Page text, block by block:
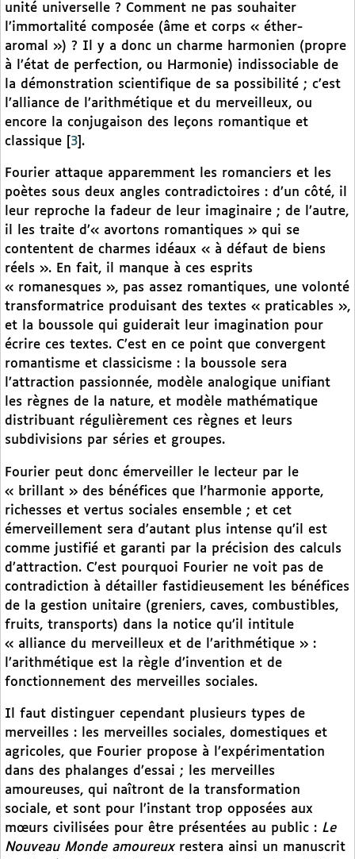
unité universelle ? Comment ne pas souhaiter
l’immortalité composée (âme et corps « éther-
aromal ») ? Il y a donc un charme harmonien (propre
à l’état de perfection, ou Harmonie) indissociable de
la démonstration scientifique de sa possibilité ; c’est
l’alliance de l’arithmétique et du merveilleux, ou
encore la conjugaison des leçons romantique et
classique
3 .
Fourier attaque apparemment les romanciers et les
poètes sous deux angles contradictoires : d’un côté, il
leur reproche la fadeur de leur imaginaire ; de l’autre,
il les traite d’« avortons romantiques » qui se
contentent de charmes idéaux « à défaut de biens
réels ». En fait, il manque à ces esprits
« romanesques », pas assez romantiques, une volonté
transformatrice produisant des textes « praticables »,
et la boussole qui guiderait leur imagination pour
écrire ces textes. C’est en ce point que convergent
romantisme et classicisme : la boussole sera
l’attraction passionnée, modèle analogique unifiant
les règnes de la nature, et modèle mathématique
distribuant régulièrement ces règnes et leurs
subdivisions par séries et groupes.
Fourier peut donc émerveiller le lecteur par le
« brillant » des bénéfices que l’harmonie apporte,
richesses et vertus sociales ensemble ; et cet
émerveillement sera d’autant plus intense qu’il est
comme justifié et garanti par la précision des calculs
d’attraction. C’est pourquoi Fourier ne voit pas de
contradiction à détailler fastidieusement les bénéfices
de la gestion unitaire (greniers, caves, combustibles,
fruits, transports) dans la notice qu’il intitule
« alliance du merveilleux et de l’arithmétique » :
l’arithmétique est la règle d’invention et de
fonctionnement des merveilles sociales.
Il faut distinguer cependant plusieurs types de
merveilles : les merveilles sociales, domestiques et
agricoles, que Fourier propose à l’expérimentation
dans des phalanges d’essai ; les merveilles
amoureuses, qui naîtront de la transformation
sociale, et sont pour l’instant trop opposées aux
mœurs civilisées pour être présentées au public : Le
Nouveau Monde amoureuxrestera ainsi un manuscrit